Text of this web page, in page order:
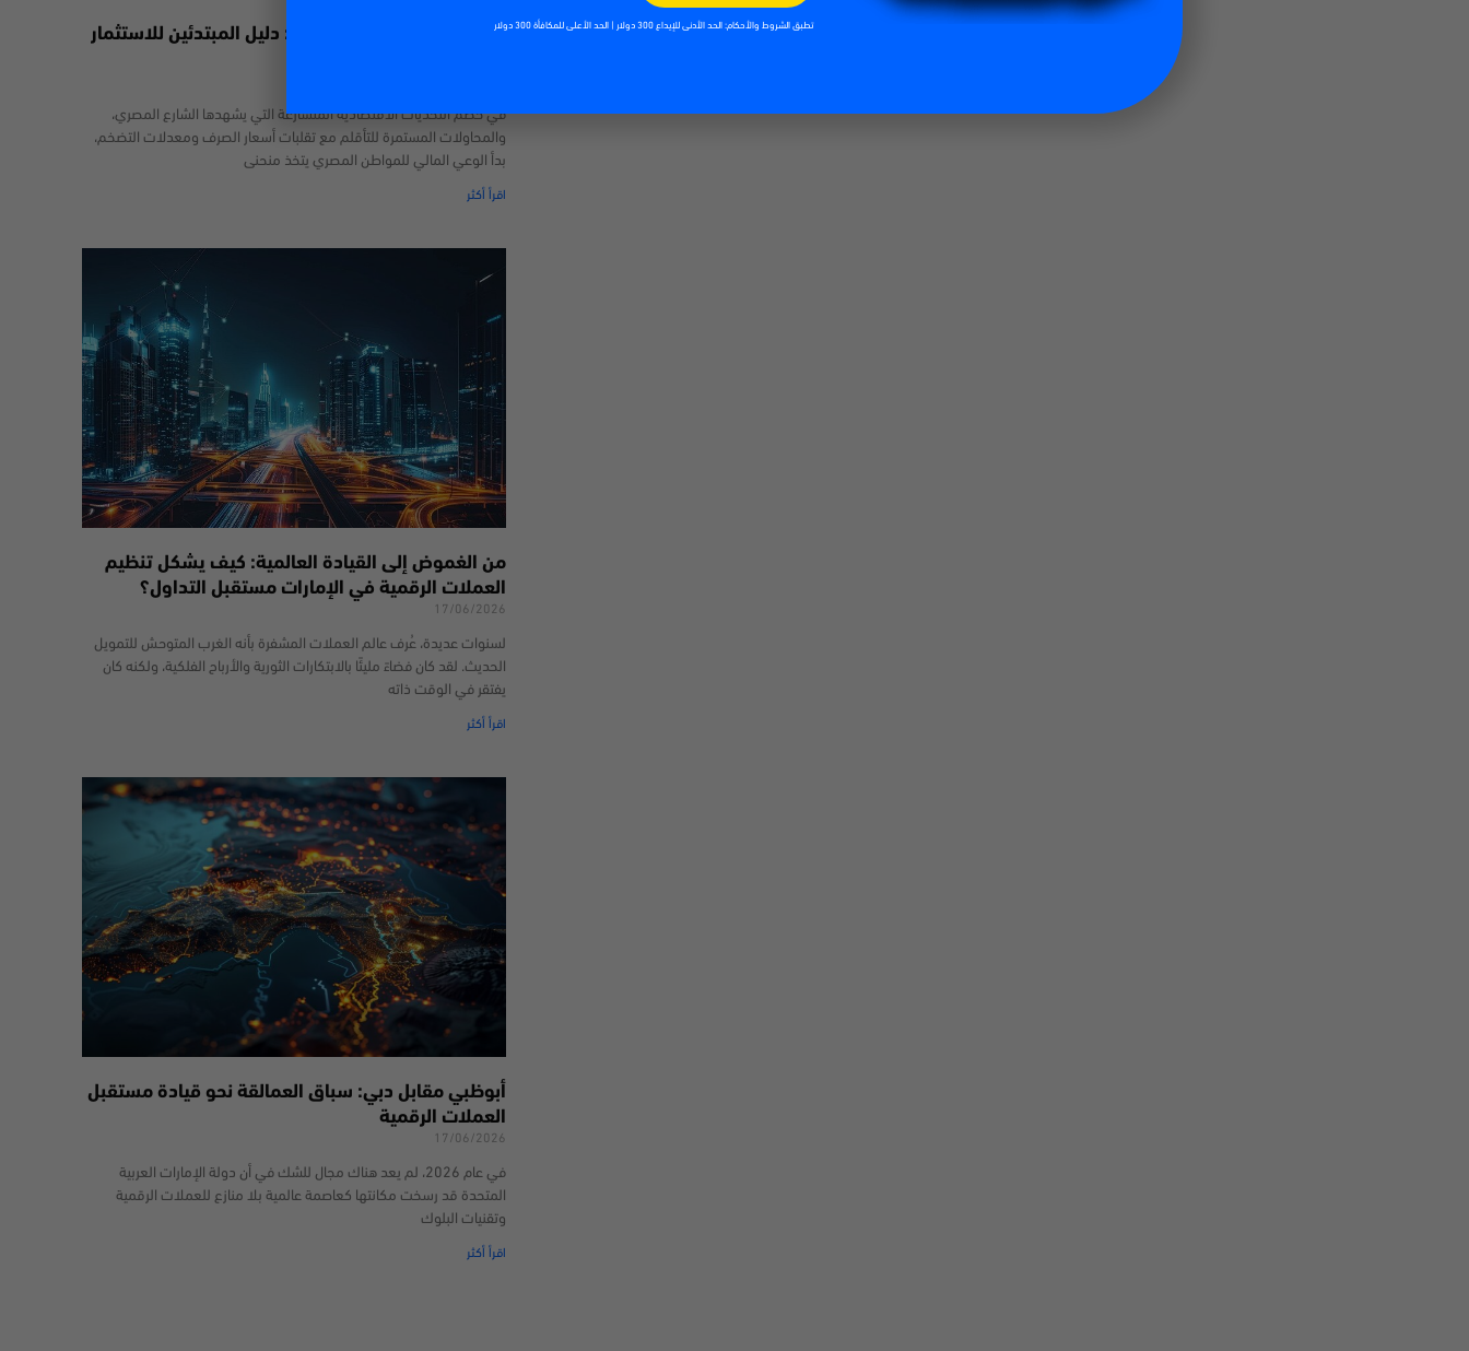
التداول عبر الإنترنت في مصر: دليل المبتدئين للاستثمار
في خضم التحديات الاقتصادية المتسارعة التي يشهدها الشارع المصري،
والمحاولات المستمرة للتأقلم مع تقلبات أسعار الصرف ومعدلات التضخم،
بدأ الوعي المالي للمواطن المصري يتخذ منحنى
اقرأ أكثر
من الغموض إلى القيادة العالمية: كيف يشكل تنظيم
العملات الرقمية في الإمارات مستقبل التداول؟
17/06/2026
لسنوات عديدة، عُرف عالم العملات المشفرة بأنه الغرب المتوحش للتمويل
الحديث. لقد كان فضاءً مليئًا بالابتكارات الثورية والأرباح الفلكية، ولكنه كان
يفتقر في الوقت ذاته
اقرأ أكثر
أبوظبي مقابل دبي: سباق العمالقة نحو قيادة مستقبل
العملات الرقمية
17/06/2026
في عام 2026، لم يعد هناك مجال للشك في أن دولة الإمارات العربية
المتحدة قد رسخت مكانتها كعاصمة عالمية بلا منازع للعملات الرقمية
وتقنيات البلوك
اقرأ أكثر
تطبق الشروط والأحكام: الحد الأدنى للإيداع 300 دولار | الحد الأعلى للمكافأة 300 دولار